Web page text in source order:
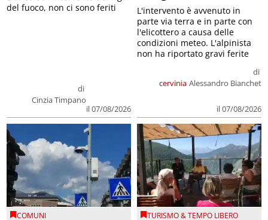
di
Cinzia Timpano
il 07/08/2026
del fuoco, non ci sono feriti
cervinia
di
Alessandro Bianchet
il 07/08/2026
L'intervento è avvenuto in
parte via terra e in parte con
l'elicottero a causa delle
condizioni meteo. L'alpinista
non ha riportato gravi ferite
COMUNI TURISMO & TEMPO LIBERO